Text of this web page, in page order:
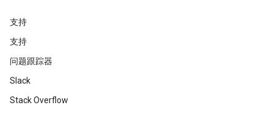
支持
支持
问题跟踪器
Slack
Stack Overflow